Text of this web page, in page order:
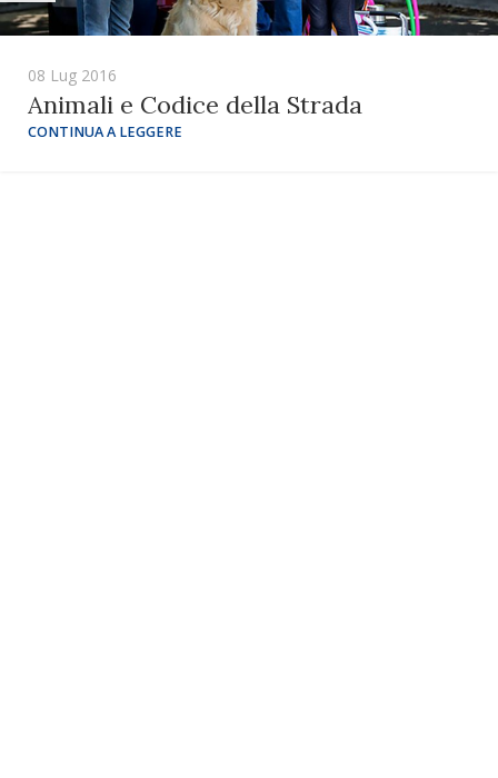
08 Lug 2016
Animali e Codice della Strada
CONTINUA A LEGGERE